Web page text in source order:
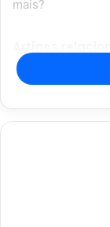
mais?